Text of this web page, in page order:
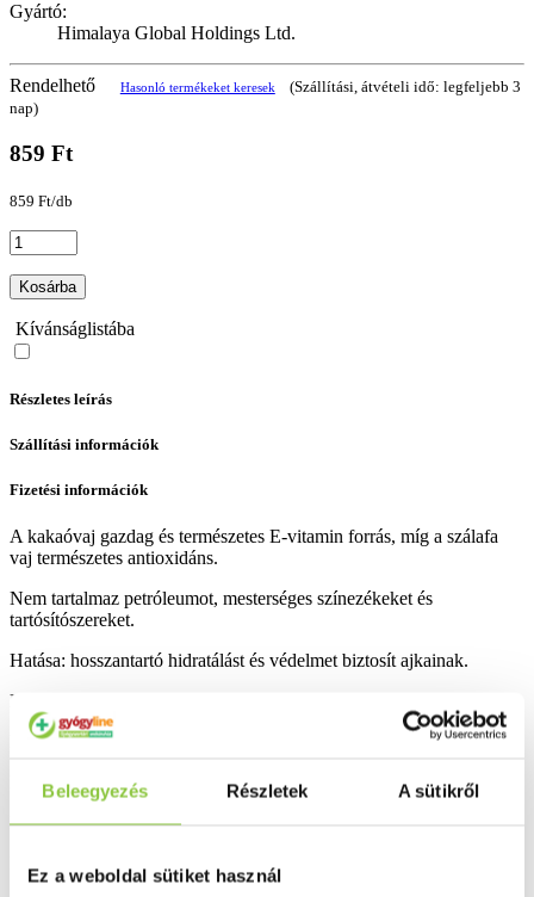
Beleegyezés Részletek A sütikről
Ez a weboldal sütiket használ
Gyártó:
Himalaya Global Holdings Ltd.
Rendelhető Hasonló termékeket keresek
(Szállítási, átvételi idő: legfeljebb 3
nap)
859 Ft
859 Ft/db
Kosárba
Kívánságlistába
Részletes leírás
Szállítási információk
Fizetési információk
A kakaóvaj gazdag és természetes E-vitamin forrás, míg a szálafa
vaj természetes antioxidáns.
Nem tartalmaz petróleumot, mesterséges színezékeket és
tartósítószereket.
Hatása: hosszantartó hidratálást és védelmet biztosít ajkainak.
Használata: szükség szerint használja ajkai ápolására.
Kiszerelés:4,5 g
Bővebben ...
Ingyenes szállítás 18 000 Ft felett